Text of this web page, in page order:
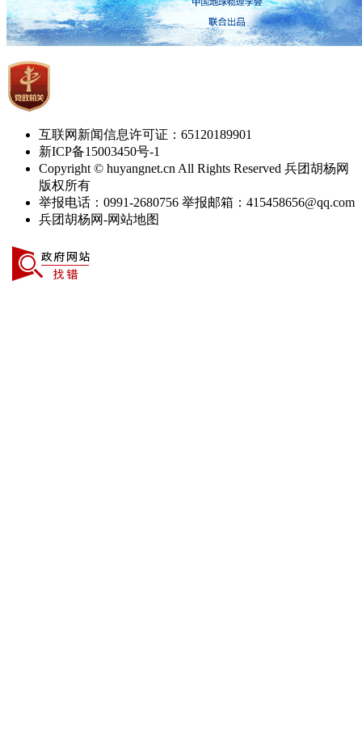
互联网新闻信息许可证：65120189901
新ICP备15003450号-1
Copyright © huyangnet.cn All Rights Reserved 兵团胡杨网
版权所有
举报电话：0991-2680756 举报邮箱：415458656@qq.com
兵团胡杨网-网站地图